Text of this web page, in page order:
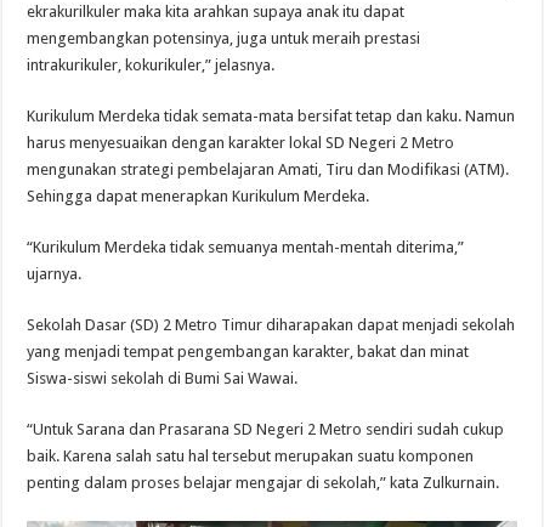
ekrakurilkuler maka kita arahkan supaya anak itu dapat
mengembangkan potensinya, juga untuk meraih prestasi
intrakurikuler, kokurikuler,” jelasnya.
Kurikulum Merdeka tidak semata-mata bersifat tetap dan kaku. Namun
harus menyesuaikan dengan karakter lokal SD Negeri 2 Metro
mengunakan strategi pembelajaran Amati, Tiru dan Modifikasi (ATM).
Sehingga dapat menerapkan Kurikulum Merdeka.
“Kurikulum Merdeka tidak semuanya mentah-mentah diterima,”
ujarnya.
Sekolah Dasar (SD) 2 Metro Timur diharapakan dapat menjadi sekolah
yang menjadi tempat pengembangan karakter, bakat dan minat
Siswa-siswi sekolah di Bumi Sai Wawai.
“Untuk Sarana dan Prasarana SD Negeri 2 Metro sendiri sudah cukup
baik. Karena salah satu hal tersebut merupakan suatu komponen
penting dalam proses belajar mengajar di sekolah,” kata Zulkurnain.